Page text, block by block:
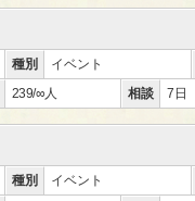
種別 イベント
239/∞人 相談 7日
種別 イベント